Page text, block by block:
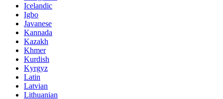
Icelandic
Igbo
Javanese
Kannada
Kazakh
Khmer
Kurdish
Kyrgyz
Latin
Latvian
Lithuanian